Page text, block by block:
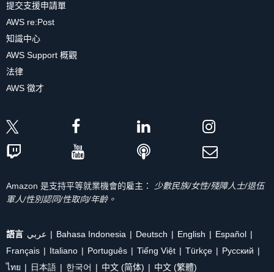
提交支援申請單
AWS re:Post
知識中心
AWS Support 概觀
法律
AWS 徵才
Amazon 是支持平等就業機會的雇主：
少數民族/女性/殘障人士/退伍
軍人/性別認同/性取向/年齡。
語言 عربي Bahasa Indonesia Deutsch English
Español
Français
Italiano Português Tiếng Việt Türkçe
Ρусский
ไทย
日本語 한국어 中文 (简体) 中文 (繁體)